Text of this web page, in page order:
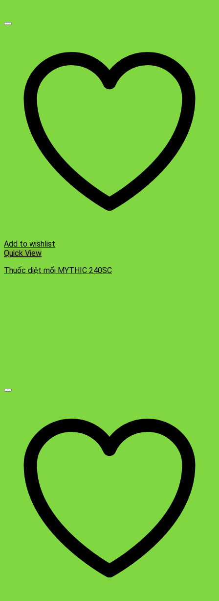
Add to wishlist
Quick View
Thuốc diệt mối MYTHIC 240SC